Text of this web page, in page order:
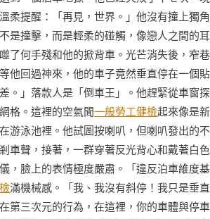
柔提醒：「再見，世界。」他沒有撞上獨
是撞擊，而是輕柔的碰觸，像戀人之間的
了何手殘和他的掀背車。光芒消失後，窄
他回過神來，他的車子竟然垂直停在一
。」落款人是「倒車王」。他趕緊從車窗
格。這裡的空氣聞一般勞工健檢起來像是
游泳池裡。他試圖按喇叭，但喇叭發出的
車聲，接著，一群穿著反光背心和戴著白
，臉上的表情極度嚴肅。「違反泊車維度
滿機械感。「我、我沒有斜停！我只是垂
在第三次元的行為，在這裡，你的車體與